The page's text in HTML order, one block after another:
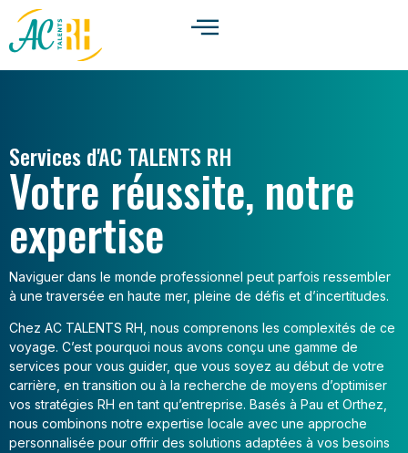
Services d'AC TALENTS RH
Votre réussite, notre
expertise
Naviguer dans le monde professionnel peut parfois ressembler
à une traversée en haute mer, pleine de défis et d’incertitudes.
Chez AC TALENTS RH, nous comprenons les complexités de ce
voyage. C’est pourquoi nous avons conçu une gamme de
services pour vous guider, que vous soyez au début de votre
carrière, en transition ou à la recherche de moyens d’optimiser
vos stratégies RH en tant qu’entreprise. Basés à Pau et Orthez,
nous combinons notre expertise locale avec une approche
personnalisée pour offrir des solutions adaptées à vos besoins